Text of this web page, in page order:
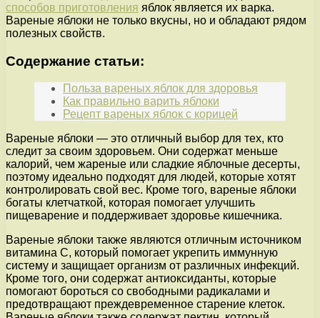
способов приготовления яблок является их варка.
Вареные яблоки не только вкусны, но и обладают рядом
полезных свойств.
Содержание статьи:
Польза вареных яблок для здоровья
Как правильно варить яблоки
Рецепт вареных яблок с корицей
Вареные яблоки — это отличный выбор для тех, кто
следит за своим здоровьем. Они содержат меньше
калорий, чем жареные или сладкие яблочные десерты,
поэтому идеально подходят для людей, которые хотят
контролировать свой вес. Кроме того, вареные яблоки
богаты клетчаткой, которая помогает улучшить
пищеварение и поддерживает здоровье кишечника.
Вареные яблоки также являются отличным источником
витамина С, который помогает укрепить иммунную
систему и защищает организм от различных инфекций.
Кроме того, они содержат антиоксиданты, которые
помогают бороться со свободными радикалами и
предотвращают преждевременное старение клеток.